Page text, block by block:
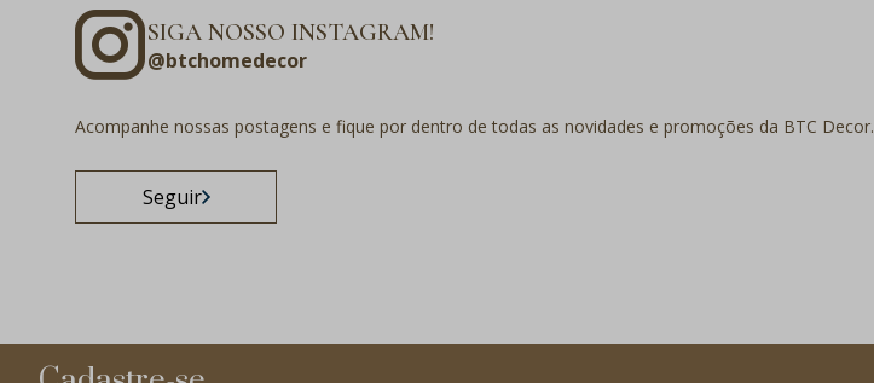
SIGA NOSSO INSTAGRAM!
@btchomedecor
Acompanhe nossas postagens e fique por dentro de todas as novidades e promoções da BTC Decor.
Seguir